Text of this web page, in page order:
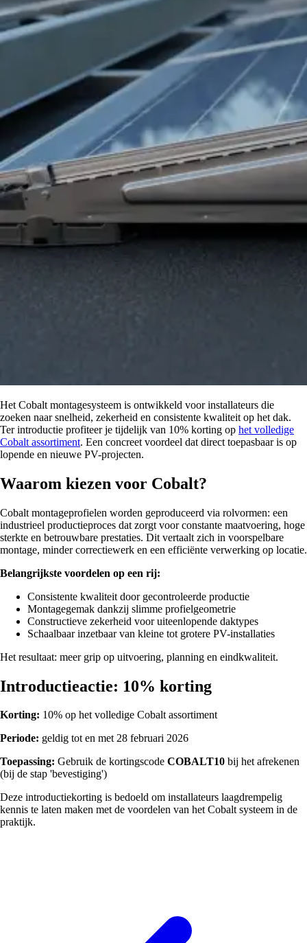
Het Cobalt montagesysteem is ontwikkeld voor installateurs die
zoeken naar snelheid, zekerheid en consistente kwaliteit op het dak.
Ter introductie profiteer je tijdelijk van 10% korting op het volledige
Cobalt assortiment. Een concreet voordeel dat direct toepasbaar is op
lopende en nieuwe PV-projecten.
Waarom kiezen voor Cobalt?
Cobalt montageprofielen worden geproduceerd via rolvormen: een
industrieel productieproces dat zorgt voor constante maatvoering, hoge
sterkte en betrouwbare prestaties. Dit vertaalt zich in voorspelbare
montage, minder correctiewerk en een efficiënte verwerking op locatie.
Belangrijkste voordelen op een rij:
Consistente kwaliteit door gecontroleerde productie
Montagegemak dankzij slimme profielgeometrie
Constructieve zekerheid voor uiteenlopende daktypes
Schaalbaar inzetbaar van kleine tot grotere PV-installaties
Het resultaat: meer grip op uitvoering, planning en eindkwaliteit.
Introductieactie: 10% korting
Korting: 10% op het volledige Cobalt assortiment
Periode: geldig tot en met 28 februari 2026
Toepassing: Gebruik de kortingscode COBALT10 bij het afrekenen
(bij de stap 'bevestiging')
Deze introductiekorting is bedoeld om installateurs laagdrempelig
kennis te laten maken met de voordelen van het Cobalt systeem in de
praktijk.